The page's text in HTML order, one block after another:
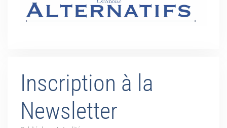
Inscription à la
Newsletter